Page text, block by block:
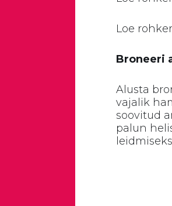
Loe
Broneeri
Alusta
vajalik
soovitud
palun